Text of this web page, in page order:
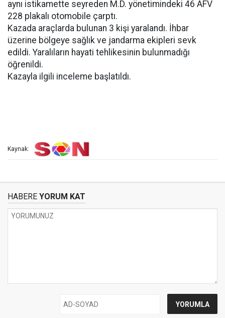
aynı istikamette seyreden M.D. yönetimindeki 46 AFV
228 plakalı otomobile çarptı.
Kazada araçlarda bulunan 3 kişi yaralandı. İhbar
üzerine bölgeye sağlık ve jandarma ekipleri sevk
edildi. Yaralıların hayati tehlikesinin bulunmadığı
öğrenildi.
Kazayla ilgili inceleme başlatıldı.
Kaynak:
HABERE YORUM KAT